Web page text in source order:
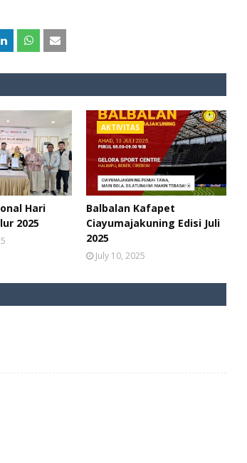
Hari
2025
AKTIVITAS
Balbalan Kafapet
Ciayumajakuning Edisi Juli
2025
July 10, 2025